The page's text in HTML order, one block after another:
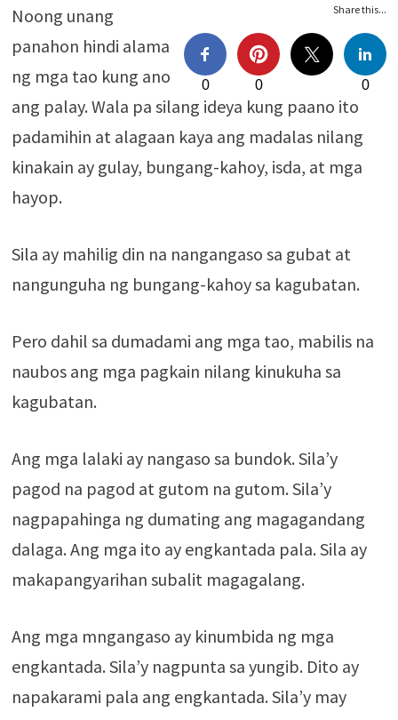
Share this...
0 0 0
Noong unang
panahon hindi alama
ng mga tao kung ano
ang palay. Wala pa silang ideya kung paano ito
padamihin at alagaan kaya ang madalas nilang
kinakain ay gulay, bungang-kahoy, isda, at mga
hayop.
Sila ay mahilig din na nangangaso sa gubat at
nangunguha ng bungang-kahoy sa kagubatan.
Pero dahil sa dumadami ang mga tao, mabilis na
naubos ang mga pagkain nilang kinukuha sa
kagubatan.
Ang mga lalaki ay nangaso sa bundok. Sila’y
pagod na pagod at gutom na gutom. Sila’y
nagpapahinga ng dumating ang magagandang
dalaga. Ang mga ito ay engkantada pala. Sila ay
makapangyarihan subalit magagalang.
Ang mga mngangaso ay kinumbida ng mga
engkantada. Sila’y nagpunta sa yungib. Dito ay
napakarami pala ang engkantada. Sila’y may